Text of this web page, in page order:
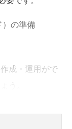
の準備
成・運用がで